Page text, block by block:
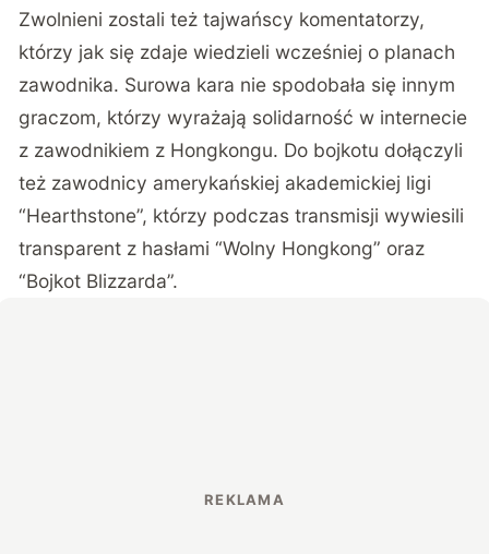
Zwolnieni zostali też tajwańscy komentatorzy,
którzy jak się zdaje wiedzieli wcześniej o planach
zawodnika. Surowa kara nie spodobała się innym
graczom, którzy wyrażają solidarność w internecie
z zawodnikiem z Hongkongu. Do bojkotu dołączyli
też zawodnicy amerykańskiej akademickiej ligi
“Hearthstone”, którzy podczas transmisji wywiesili
transparent z hasłami “Wolny Hongkong” oraz
“Bojkot Blizzarda”.